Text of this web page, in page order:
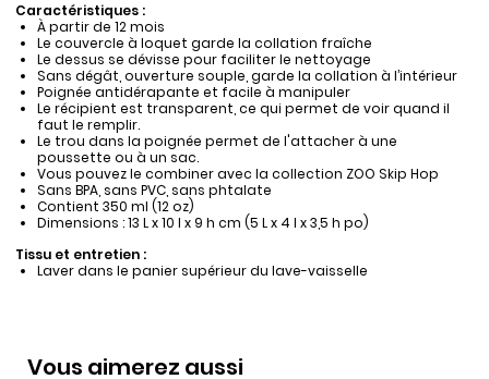
Caractéristiques :
À partir de 12 mois
Le couvercle à loquet garde la collation fraîche
Le dessus se dévisse pour faciliter le nettoyage
Sans dégât, ouverture souple, garde la collation à l’intérieur
Poignée antidérapante et facile à manipuler
Le récipient est transparent, ce qui permet de voir quand il
faut le remplir.
Le trou dans la poignée permet de l'attacher à une
poussette ou à un sac.
Vous pouvez le combiner avec la collection ZOO Skip Hop
Sans BPA, sans PVC, sans phtalate
Contient 350 ml (12 oz)
Dimensions : 13 L x 10 l x 9 h cm (5 L x 4 l x 3,5 h po)
Tissu et entretien :
Laver dans le panier supérieur du lave-vaisselle
Vous aimerez aussi